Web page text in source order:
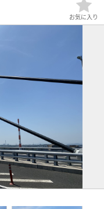
お気に入り